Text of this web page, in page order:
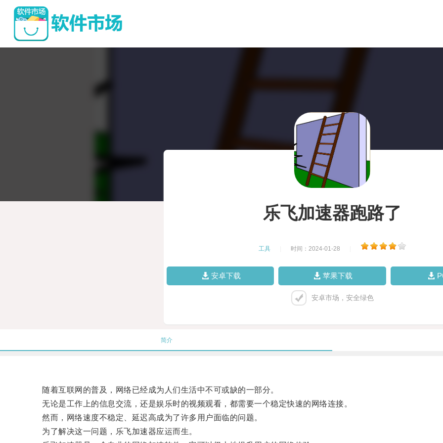
乐飞加速器跑路了
工具 时间：2024-01-28
安卓下载 苹果下载
安卓市场，安全绿色
简介
随着互联网的普及，网络已经成为人们生活中不可或缺的一部分。
无论是工作上的信息交流，还是娱乐时的视频观看，都需要一个稳定快速的网络连接。
然而，网络速度不稳定、延迟高成为了许多用户面临的问题。
为了解决这一问题，乐飞加速器应运而生。